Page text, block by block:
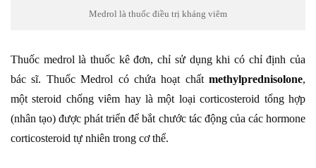
Medrol là thuốc điều trị kháng viêm
Thuốc medrol là thuốc kê đơn, chỉ sử dụng khi có chỉ định của
bác sĩ. Thuốc Medrol có chứa hoạt chấtmethylprednisolone,
một steroid chống viêm hay là một loại corticosteroid tổng hợp
(nhân tạo) được phát triển để bắt chước tác động của các hormone
corticosteroid tự nhiên trong cơ thể.